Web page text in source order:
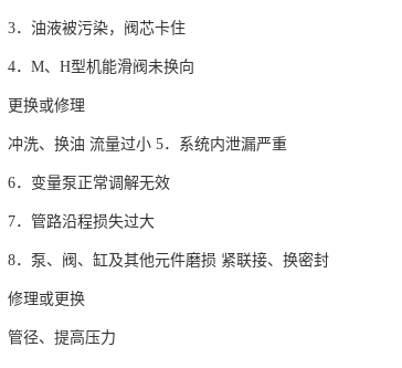
3．油液被污染，阀芯卡住
4．M、H型机能滑阀未换向
更换或修理
冲洗、换油 流量过小 5．系统内泄漏严重
6．变量泵正常调解无效
7．管路沿程损失过大
8．泵、阀、缸及其他元件磨损 紧联接、换密封
修理或更换
管径、提高压力